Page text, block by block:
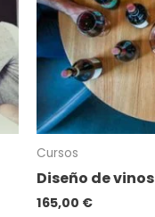
Cursos
Diseño de vinos
165,00 €